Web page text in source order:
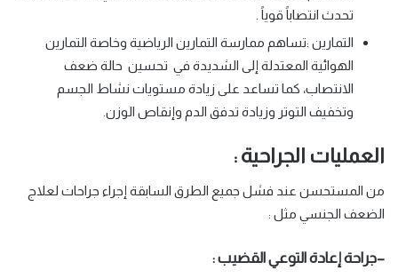
تحدث انتصاباً قوياً .
التمارين :تساهم ممارسة التمارين الرياضية وخاصة التمارين
الهوائية المعتدلة إلى الشديدة في تحسين حالة ضعف
الانتصاب، كما تساعد على زيادة مستويات نشاط الجسم
وتخفيف التوتر وزيادة تدفق الدم وإنقاص الوزن.
العمليات الجراحية :
من المستحسن عند فشل جميع الطرق السابقة إجراء جراحات لعلاج
الضعف الجنسي مثل :
–جراحة إعادة التوعي القضيب :